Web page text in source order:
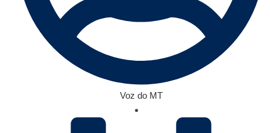
Voz do MT